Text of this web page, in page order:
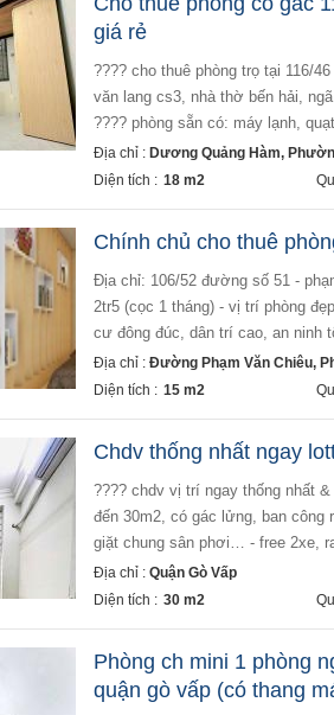
giá rẻ
???? cho thuê phòng trọ tại 116/
văn lang cs3, nhà thờ bến hải,
???? phòng sẵn có: máy lạnh,
Địa chỉ : Dương Quảng Hàm,
Diện tích : 18 m2
Chính chủ cho thuê
địa chỉ: 106/52 đường số 51 - phạm văn chiêu - phường 14 - gò vấp - hcm diện tích: 15m2 giá cho thuê:
2tr5 (cọc 1 tháng) - vị trí phòng
cư đông đúc, dân trí cao, an ninh
Địa chỉ : Đường Phạm Văn Chiêu,
Diện tích : 15 m2
Chdv thống nhất ngay
???? chdv vị trí ngay thống nhất
đến 30m2, có gác lửng, ban
giặt chung sân phơi… - free 2xe,
Địa chỉ : Quận Gò Vấp
Diện tích : 30 m2
Phòng ch mini 1 phòng
quận gò vấp (có thang